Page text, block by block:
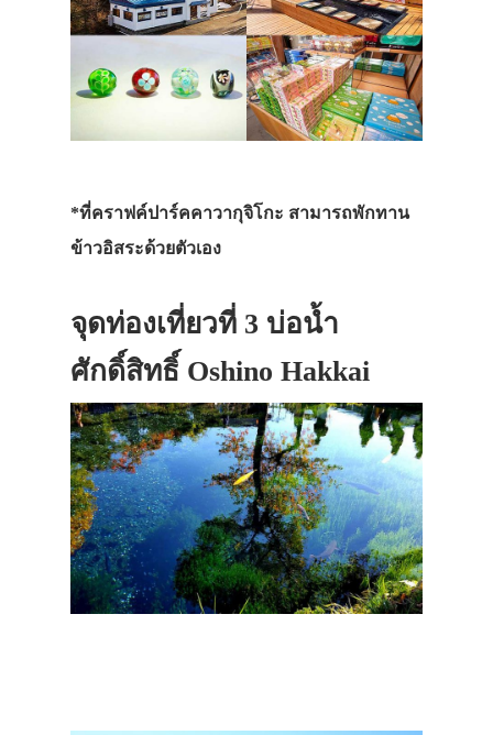
*ที่คราฟค์ปาร์คคาวากุจิโกะ สามารถพักทาน
ข้าวอิสระด้วยตัวเอง
จุดท่องเที่ยวที่ 3 บ่อน้ำ
ศักดิ์สิทธิ์ Oshino Hakkai